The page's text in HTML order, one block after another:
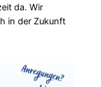
da. Wir
in der Zukunft